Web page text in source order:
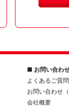
■ お問い合わ
よくあるご質問
お問い合わせ（
会社概要